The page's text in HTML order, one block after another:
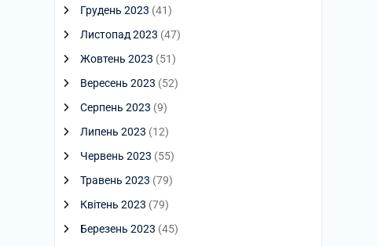
Грудень 2023 (41)
Листопад 2023 (47)
Жовтень 2023 (51)
Вересень 2023 (52)
Серпень 2023 (9)
Липень 2023 (12)
Червень 2023 (55)
Травень 2023 (79)
Квітень 2023 (79)
Березень 2023 (45)